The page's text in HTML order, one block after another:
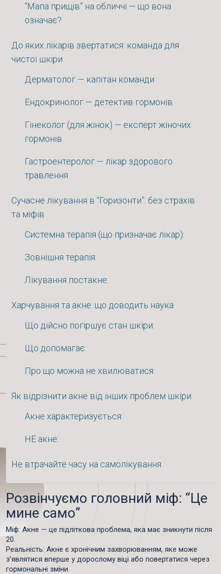
“Мапа прищів” на обличчі — що вона
означає?
До яких лікарів звертатися: команда для
чистої шкіри
Дерматолог — капітан команди
Ендокринолог — детектив гормонів
Гінеколог (для жінок) — експерт жіночих
гормонів
Гастроентеролог — лікар здорового
травлення
Сучасне лікування в “Горизонти”: без страхів
та міфів
Системна терапія (що призначає лікар):
Зовнішня терапія:
Лікування постакне:
Харчування та акне: що доводить наука
Що дійсно погіршує стан шкіри:
Що допомагає:
Про що можна не хвилюватися:
Як відрізнити акне від інших проблем шкіри
Акне характеризується:
НЕ акне:
Не втрачайте часу на самолікування
Розвінчуємо головний міф: “Це
мине само”
Міф: Акне — це підліткова проблема, яка має зникнути після
20.
Реальність: Акне є хронічним захворюванням, яке може
з’являтися вперше у дорослому віці або повертатися через
гормональні зміни.